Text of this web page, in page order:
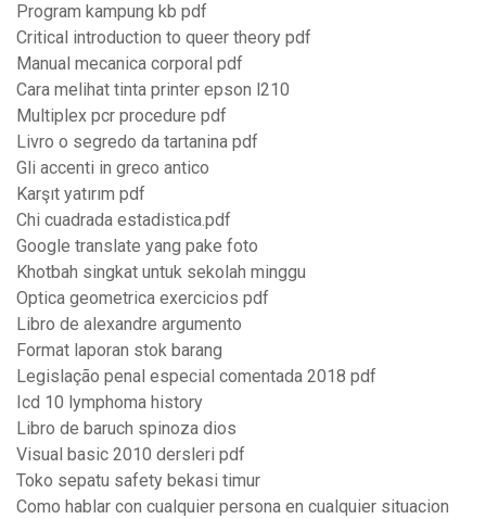
Program kampung kb pdf
Critical introduction to queer theory pdf
Manual mecanica corporal pdf
Cara melihat tinta printer epson l210
Multiplex pcr procedure pdf
Livro o segredo da tartanina pdf
Gli accenti in greco antico
Karşıt yatırım pdf
Chi cuadrada estadistica.pdf
Google translate yang pake foto
Khotbah singkat untuk sekolah minggu
Optica geometrica exercicios pdf
Libro de alexandre argumento
Format laporan stok barang
Legislação penal especial comentada 2018 pdf
Icd 10 lymphoma history
Libro de baruch spinoza dios
Visual basic 2010 dersleri pdf
Toko sepatu safety bekasi timur
Como hablar con cualquier persona en cualquier situacion